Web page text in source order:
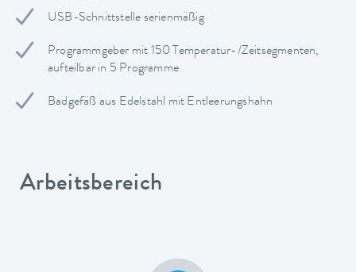
USB-Schnittstelle serienmäßig
Programmgeber mit 150 Temperatur-/Zeitsegmenten,
aufteilbar in 5 Programme
Badgefäß aus Edelstahl mit Entleerungshahn
Arbeitsbereich